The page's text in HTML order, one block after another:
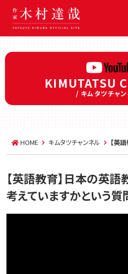
KIMUTATSU
/ キムタツチャ
HOME キムタツチャンネル 【英
【英語教育】日本の英語
考えていますかという質